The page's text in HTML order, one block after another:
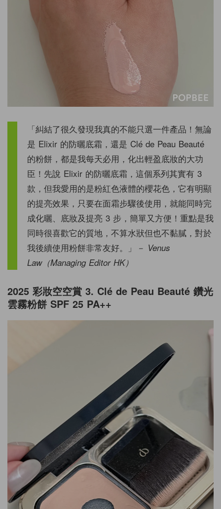
「糾結了很久發現我真的不能只選一件產品！無論
是 Elixir 的防曬底霜，還是 Clé de Peau Beauté
的粉餅，都是我每天必用，化出輕盈底妝的大功
臣！先說 Elixir 的防曬底霜，這個系列其實有 3
款，但我愛用的是粉紅色液體的櫻花色，它有明顯
的提亮效果，只要在面霜步驟後使用，就能同時完
成化曬、底妝及提亮 3 步，簡單又方便！重點是我
同時很喜歡它的質地，不算水狀但也不黏膩，對於
我後續使用粉餅非常友好。」
－ Venus
Law（Managing Editor HK）
2025 彩妝空空賞 3. Clé de Peau Beauté 鑽光
雲霧粉餅 SPF 25 PA++